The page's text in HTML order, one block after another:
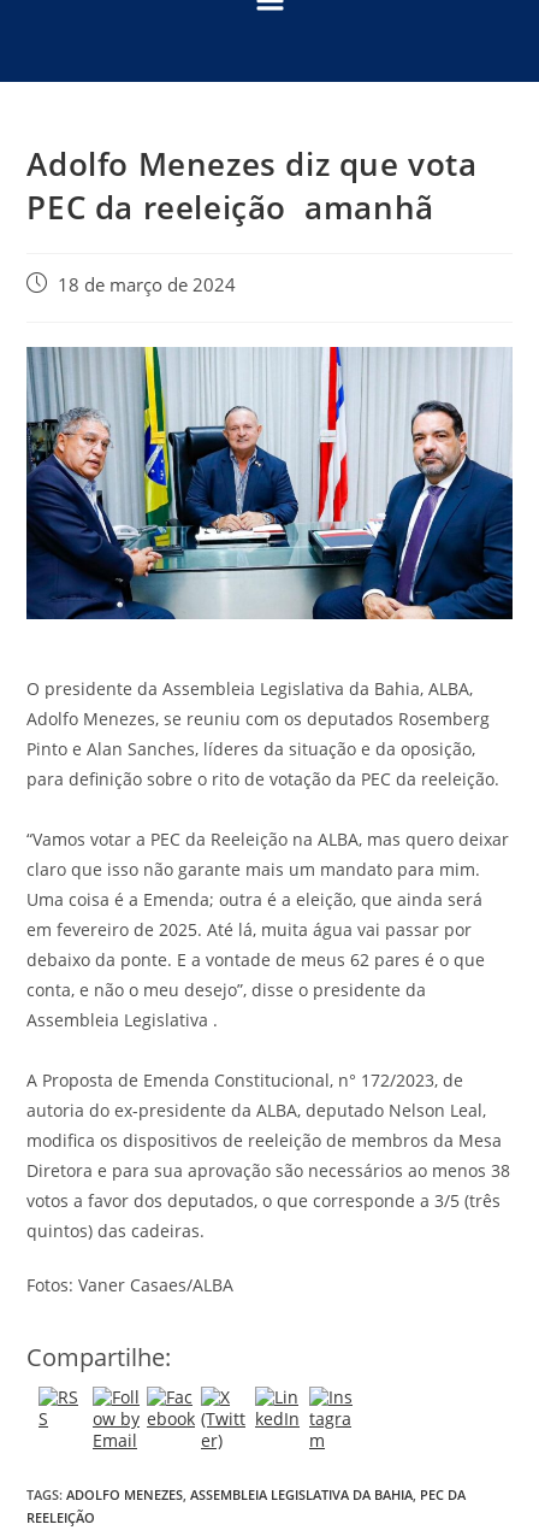
Adolfo Menezes diz que vota
PEC da reeleição amanhã
18 de março de 2024
O presidente da Assembleia Legislativa da Bahia, ALBA,
Adolfo Menezes, se reuniu com os deputados Rosemberg
Pinto e Alan Sanches, líderes da situação e da oposição,
para definição sobre o rito de votação da PEC da reeleição.
“Vamos votar a PEC da Reeleição na ALBA, mas quero deixar
claro que isso não garante mais um mandato para mim.
Uma coisa é a Emenda; outra é a eleição, que ainda será
em fevereiro de 2025. Até lá, muita água vai passar por
debaixo da ponte. E a vontade de meus 62 pares é o que
conta, e não o meu desejo”, disse o presidente da
Assembleia Legislativa .
A Proposta de Emenda Constitucional, n° 172/2023, de
autoria do ex-presidente da ALBA, deputado Nelson Leal,
modifica os dispositivos de reeleição de membros da Mesa
Diretora e para sua aprovação são necessários ao menos 38
votos a favor dos deputados, o que corresponde a 3/5 (três
quintos) das cadeiras.
Fotos: Vaner Casaes/ALBA
Compartilhe:
TAGS:ADOLFO MENEZES, ASSEMBLEIA LEGISLATIVA DA BAHIA, PEC DA
REELEIÇÃO